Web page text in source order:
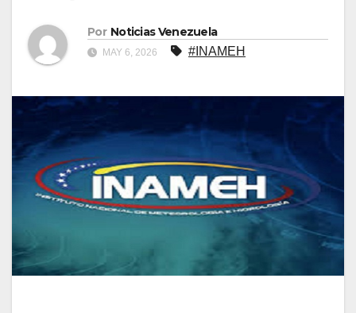
Por Noticias Venezuela
MAY 6, 2026 #INAMEH